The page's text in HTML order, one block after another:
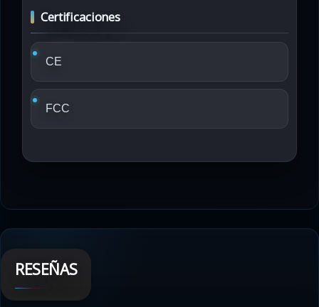
Certificaciones
CE
FCC
RESEÑAS